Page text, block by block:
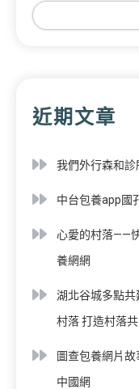
近期文章
我們外行森和診
中台包養app國
心愛的村落——
養網網
湖北谷城多點共
村落 打造村落
圖查包養網片故
中國網